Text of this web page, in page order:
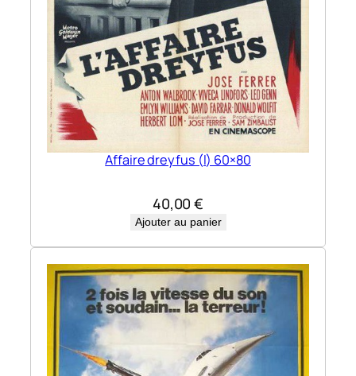
Affaire dreyfus (l) 60×80
40,00€
Ajouter au panier